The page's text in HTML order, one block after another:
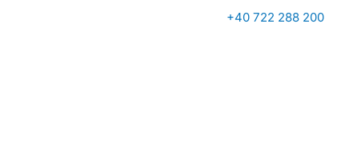
+40 722 288 200